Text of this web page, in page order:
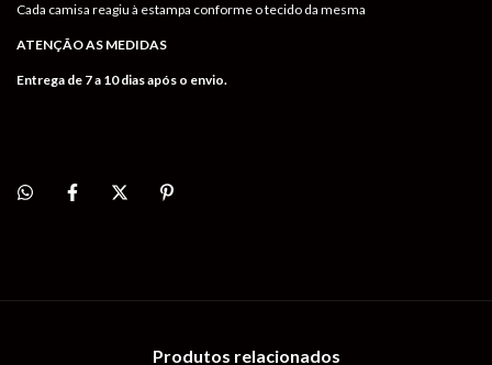
Cada camisa reagiu à estampa conforme o tecido da mesma
ATENÇÃO AS MEDIDAS
Entrega de 7 a 10 dias após o envio.
Produtos relacionados